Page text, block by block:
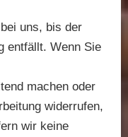
uns, bis der
entfällt. Wenn Sie
machen oder
widerrufen,
wir keine